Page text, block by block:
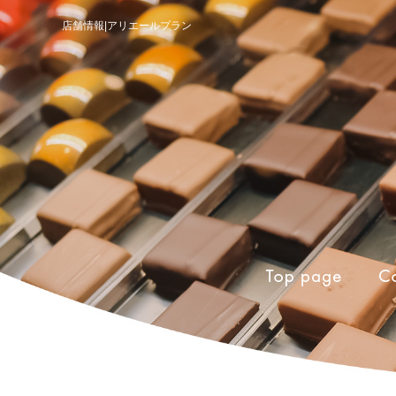
店舗情報|アリエールプラン